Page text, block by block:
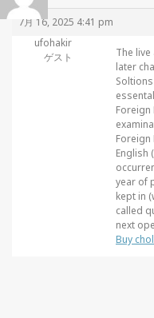
7月 16, 2025 4:41 pm
ufohakir
ゲスト
The
later
Foreign
Foreign
English
year of
kept in
called
next
Buy